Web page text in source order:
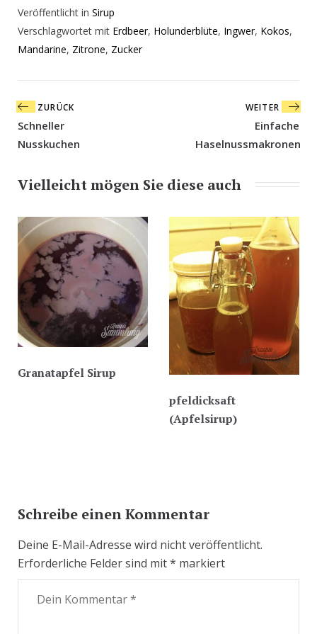
Veröffentlicht in Sirup
Verschlagwortet mit Erdbeer, Holunderblüte, Ingwer, Kokos,
Mandarine, Zitrone, Zucker
Beitragsnavigation
ZURÜCK
Schneller
Nusskuchen
WEITER
Einfache
Haselnussmakronen
Vielleicht mögen Sie diese auch
Granatapfel Sirup
pfeldicksaft
(Apfelsirup)
Schreibe einen Kommentar
Deine E-Mail-Adresse wird nicht veröffentlicht.
Erforderliche Felder sind mit* markiert